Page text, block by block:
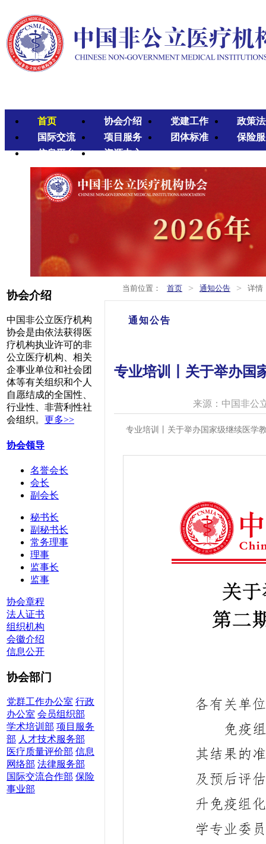
首页 协会介绍 党建工作
政策
国际交流
项目服务 团体标准
保险
信息平台
资源中心
协会介绍
中国非公立医疗机构
协会是由依法获得医
疗机构执业许可的非
公立医疗机构、相关
企事业单位和社会团
体等有关组织和个人
自愿结成的全国性、
行业性、非营利性社
会组织。 更多>>
协会领导
名誉会长
会长
副会长
秘书长
副秘书长
常务理事
理事
监事长
监事
协会章程
法人证书
组织机构
会徽介绍
信息公开
协会部门
党群工作办公室 行政
办公室 会员组织部
学术培训部 项目服务
部 人才技术服务部
医疗质量评价部 信息
网络部 法律服务部
国际交流合作部 保险
事业部
当前位置： 首页 > 通知公告 > 详情
通知公告
专业培训丨关于举办国
来源：中国非公
专业培训丨关于举办国家级继续医学